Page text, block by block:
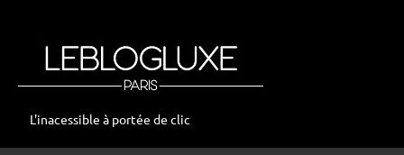
leblogluxe
L'inacessible à portée de clic